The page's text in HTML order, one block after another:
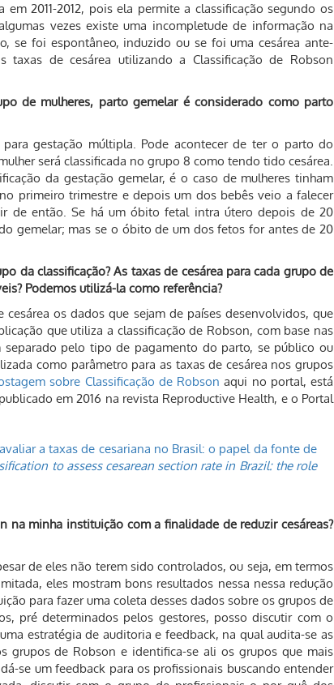
2011-2012, pois ela permite a classificação segundo os
vezes existe uma incompletude de informação na
se foi espontâneo, induzido ou se foi uma cesárea ante-
de cesárea utilizando a Classificação de Robson
de mulheres, parto gemelar é considerado como parto
gestação múltipla. Pode acontecer de ter o parto do
será classificada no grupo 8 como tendo tido cesárea.
da gestação gemelar, é o caso de mulheres tinham
primeiro trimestre e depois um dos bebês veio a falecer
de então. Se há um óbito fetal intra útero depois de 20
gemelar; mas se o óbito de um dos fetos for antes de 20
da classificação? As taxas de cesárea para cada grupo de
Podemos utilizá-la como referência?
os dados que sejam de países desenvolvidos, que
que utiliza a classificação de Robson, com base nas
pelo tipo de pagamento do parto, se público ou
como parâmetro para as taxas de cesárea nos grupos
sobre Classificação de Robson aqui no portal, está
em 2016 na revista Reproductive Health, e o Portal
a taxas de cesariana no Brasil: o papel da fonte de
to assess cesarean section rate in Brazil: the role
na minha instituição com a finalidade de reduzir cesáreas?
de eles não terem sido controlados, ou seja, em termos
eles mostram bons resultados nessa nessa redução
para fazer uma coleta desses dados sobre os grupos de
pré determinados pelos gestores, posso discutir com o
estratégia de auditoria e feedback, na qual audita-se as
grupos de Robson e identifica-se ali os grupos que mais
se um feedback para os profissionais buscando entender